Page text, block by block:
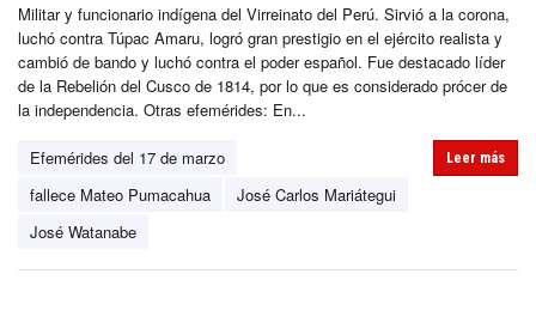
Militar y funcionario indígena del Virreinato del Perú. Sirvió a la corona,
luchó contra Túpac Amaru, logró gran prestigio en el ejército realista y
cambió de bando y luchó contra el poder español. Fue destacado líder
de la Rebelión del Cusco de 1814, por lo que es considerado prócer de
la independencia. Otras efemérides: En...
Efemérides del 17 de marzo
fallece Mateo Pumacahua
José Carlos Mariátegui
José Watanabe
Leer más